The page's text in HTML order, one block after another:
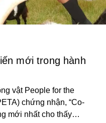
mới trong hành
vật People for the
chứng nhận, “Co-
mới nhất cho thấy